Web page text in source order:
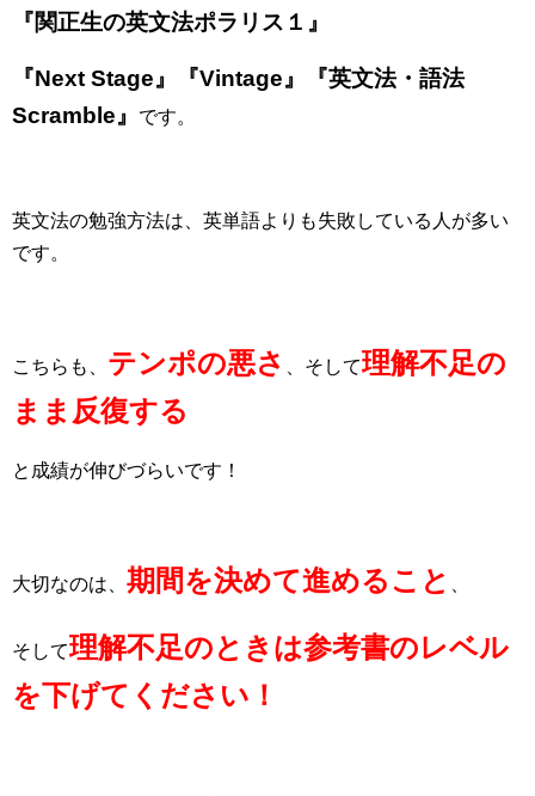
『関正生の英文法ポラリス１』
『Next Stage』『Vintage』『英文法・語法
Scramble』
です。
英文法の勉強方法は、英単語よりも失敗している人が多い
です。
こちらも、 テンポの悪さ 、そして理解不足の
まま反復する
と成績が伸びづらいです！
大切なのは、 期間を決めて進めること
そして理解不足のときは参考書のレベル
を下げてください！